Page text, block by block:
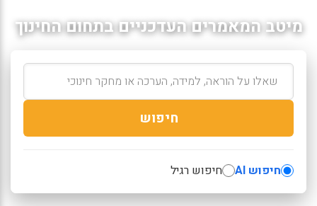
מיטב המאמרים העדכניים בתחום החינוך
חיפוש
חיפוש AI חיפוש רגיל